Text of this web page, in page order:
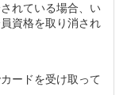
れている場合、い
資格を取り消され
ードを受け取って